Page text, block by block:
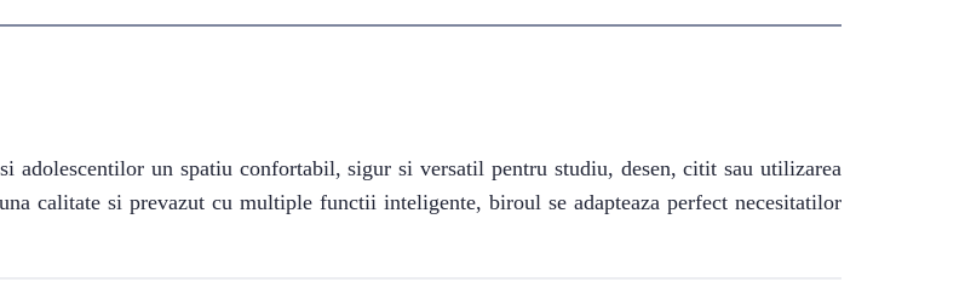
adolescentilor un spatiu confortabil, sigur si versatil pentru studiu, desen, citit sau utilizarea
calitate si prevazut cu multiple functii inteligente, biroul se adapteaza perfect necesitatilor